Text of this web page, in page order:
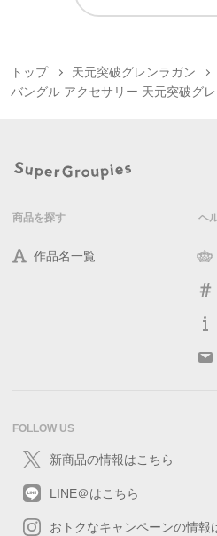
トップ 天元突破グレンラガン
バングル アクセサリー 天元突破グ
商品を探す
作品名一覧
ヘ
FOLLOW US
新商品の情報はこちら
LINE＠はこちら
おトクなキャンペーンの情報